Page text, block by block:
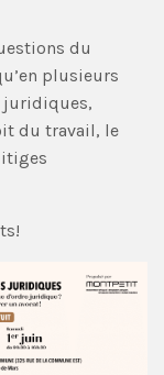
du
plusieurs
juridiques,
du travail, le